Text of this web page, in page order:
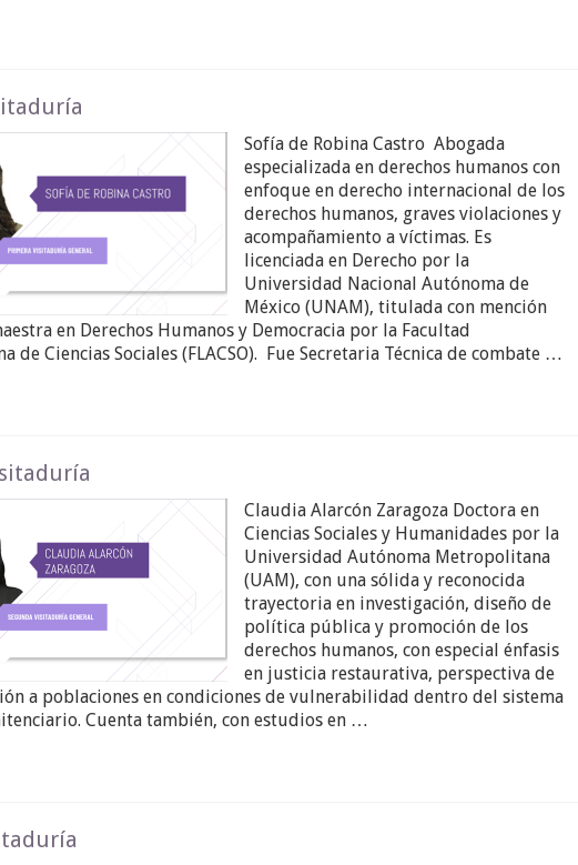
Sofía de Robina Castro Abogada
especializada en derechos humanos con
enfoque en derecho internacional de los
derechos humanos, graves violaciones y
acompañamiento a víctimas. Es
licenciada en Derecho por la
Universidad Nacional Autónoma de
México (UNAM), titulada con mención
en Derechos Humanos y Democracia por la Facultad
de Ciencias Sociales (FLACSO). Fue Secretaria Técnica de combate …
Claudia Alarcón Zaragoza Doctora en
Ciencias Sociales y Humanidades por la
Universidad Autónoma Metropolitana
(UAM), con una sólida y reconocida
trayectoria en investigación, diseño de
política pública y promoción de los
derechos humanos, con especial énfasis
en justicia restaurativa, perspectiva de
a poblaciones en condiciones de vulnerabilidad dentro del sistema
Cuenta también, con estudios en …